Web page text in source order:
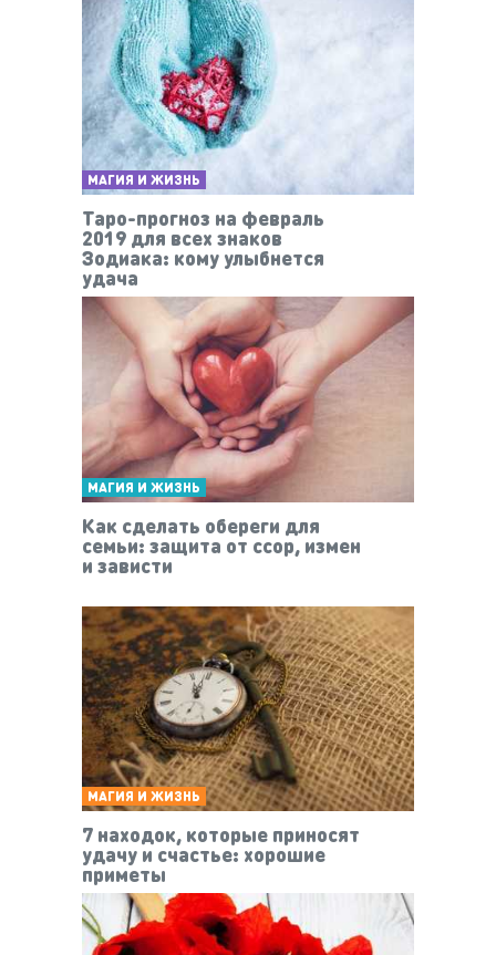
МАГИЯ И ЖИЗНЬ
Таро-прогноз на февраль
2019 для всех знаков
Зодиака: кому улыбнется
удача
МАГИЯ И ЖИЗНЬ
Как сделать обереги для
семьи: защита от ссор, измен
и зависти
МАГИЯ И ЖИЗНЬ
7 находок, которые приносят
удачу и счастье: хорошие
приметы